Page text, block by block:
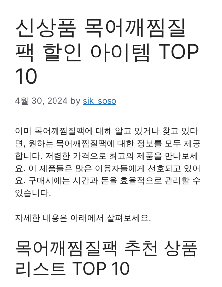
신상품 목어깨찜질
팩 할인 아이템 TOP
10
4월 30, 2024 by sik_soso
이미 목어깨찜질팩에 대해 알고 있거나 찾고 있다
면, 원하는 목어깨찜질팩에 대한 정보를 모두 제공
합니다. 저렴한 가격으로 최고의 제품을 만나보세
요. 이 제품들은 많은 이용자들에게 선호되고 있어
요. 구매시에는 시간과 돈을 효율적으로 관리할 수
있습니다.
자세한 내용은 아래에서 살펴보세요.
목어깨찜질팩 추천 상품
리스트 TOP 10